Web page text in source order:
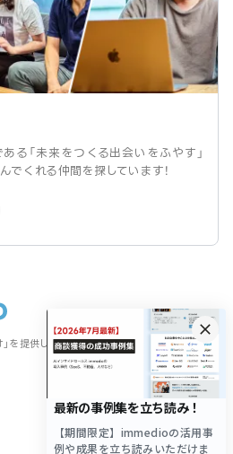
る「未来をつくる出会いをふやす」
でくれる仲間を探しています！
を提供しております。